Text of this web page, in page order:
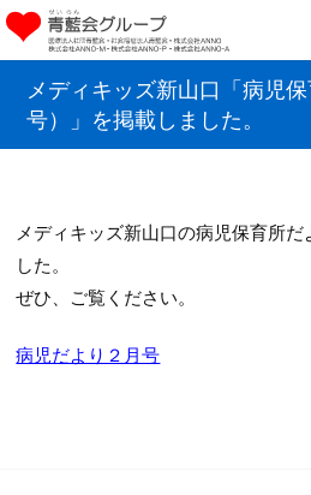
メディキッズ新山口「病児
号）」を掲載しました。
メディキッズ新山口の病児保育所
した。
ぜひ、ご覧ください。
病児だより２月号